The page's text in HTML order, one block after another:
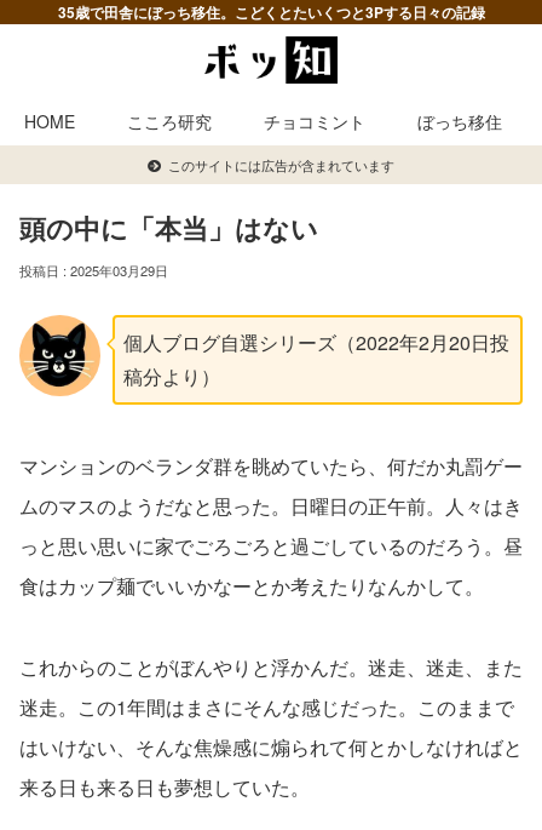
35歳で田舎にぼっち移住。こどくとたいくつと3Pする日々の記録
HOME こころ研究 チョコミント ぼっち移住
このサイトには広告が含まれています
頭の中に「本当」はない
2025年03月29日
個人ブログ自選シリーズ（2022年2月20日投
稿分より）
マンションのベランダ群を眺めていたら、何だか丸罰ゲー
ムのマスのようだなと思った。日曜日の正午前。人々はき
っと思い思いに家でごろごろと過ごしているのだろう。昼
食はカップ麺でいいかなーとか考えたりなんかして。
これからのことがぼんやりと浮かんだ。迷走、迷走、また
迷走。この1年間はまさにそんな感じだった。このままで
はいけない、そんな焦燥感に煽られて何とかしなければと
来る日も来る日も夢想していた。